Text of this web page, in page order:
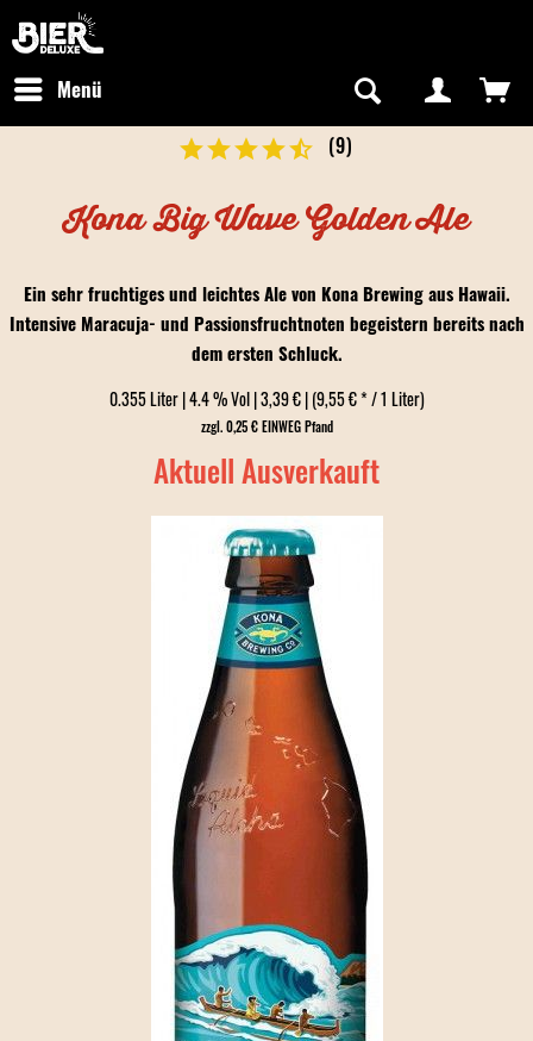
Kostenfreier Versand in Deutschland
Menü
(9)
Kona Big Wave Golden Ale
Ein sehr fruchtiges und leichtes Ale von Kona Brewing aus Hawaii.
Intensive Maracuja- und Passionsfruchtnoten begeistern bereits nach
dem ersten Schluck.
0.355 Liter | 4.4 % Vol | 3,39 € | (9,55 € * / 1 Liter)
zzgl. 0,25 € EINWEG Pfand
Aktuell Ausverkauft